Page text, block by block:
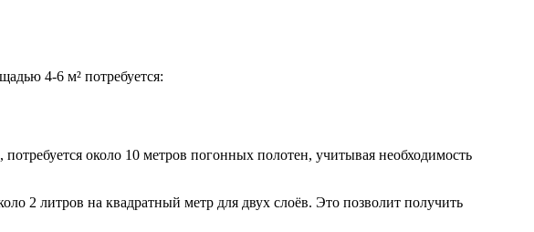
4-6 м² потребуется:
около 10 метров погонных полотен, учитывая необходимость
2 литров на квадратный метр для двух слоёв. Это позволит получить